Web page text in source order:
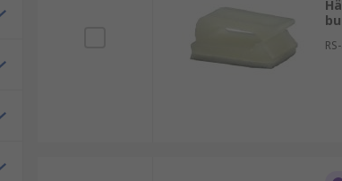
är det viktigt att ta hänsyn till